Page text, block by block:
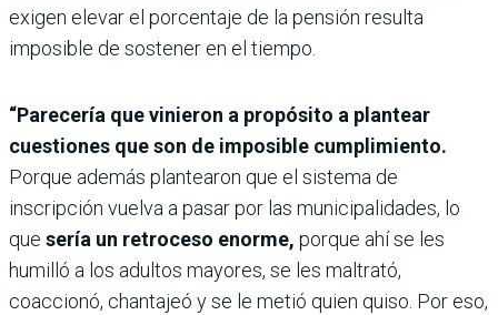
exigen elevar el porcentaje de la pensión resulta
imposible de sostener en el tiempo.
“Parecería que vinieron a propósito a plantear
cuestiones que son de imposible cumplimiento.
Porque además plantearon que el sistema de
inscripción vuelva a pasar por las municipalidades, lo
que sería un retroceso enorme, porque ahí se les
humilló a los adultos mayores, se les maltrató,
coaccionó, chantajeó y se le metió quien quiso. Por eso,